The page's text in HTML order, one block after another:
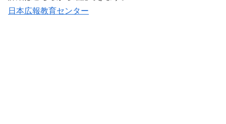
日本広報教育センター